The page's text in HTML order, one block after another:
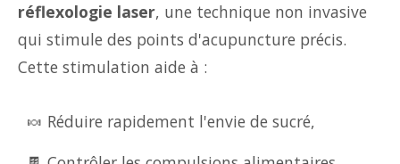
réflexologie laser, une technique non invasive
qui stimule des points d'acupuncture précis.
Cette stimulation aide à :
🍬 Réduire rapidement l'envie de sucré,